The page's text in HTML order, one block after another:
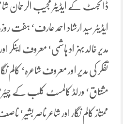
ایڈیٹر سید ارشاد احمد عارف‘ ہفت
مدیر خالد بہزاد ہاشمی‘ معروف اینکر اور
تفکر کی مدیر اور معروف شاعرہ‘ کالم
مشتاق‘ ورلڈ کالمسٹ کلب کے
ممتاز کالم نگار اور شاعر ناصر بشیر‘